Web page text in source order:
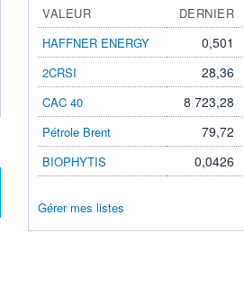
VALEUR DERNIER
HAFFNER ENERGY
0,501
2CRSI 28,36
CAC 40 8 723,28
Pétrole Brent 79,72
BIOPHYTIS 0,0426
Gérer mes listes